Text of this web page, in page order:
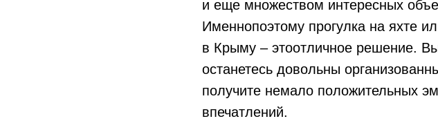
и еще множеством интересных
Именнопоэтому прогулка на яхте
в Крыму – этоотличное решение.
останетесь довольны
получите немало положительных
впечатлений.